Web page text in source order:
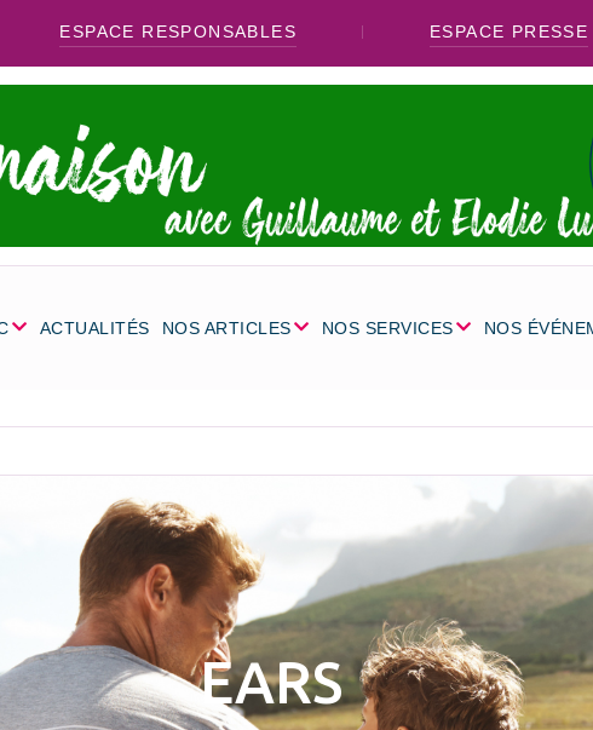
ESPACE RESPONSABLES ESPACE PRESSE
ACTUALITÉS NOS ARTICLES NOS SERVICES NOS
EARS